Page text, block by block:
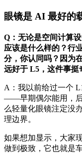
眼镜是 AI 最好的
Q：无论是空间计算
应该是什么样的？行
分，你认同吗？因为
远好于 L5，这件事挺
A：我以前给过一个
——早期偶尔能用，后
么轻量化眼镜注定没
理边界。
如果想加显示，大家
做到极致，它也就是